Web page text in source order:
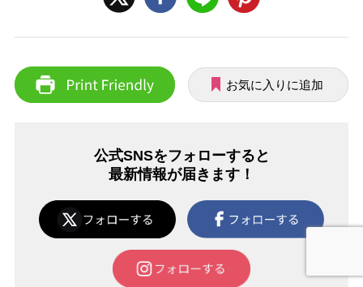
お気に入りに追加
公式SNSをフォローすると
最新情報が届きます！